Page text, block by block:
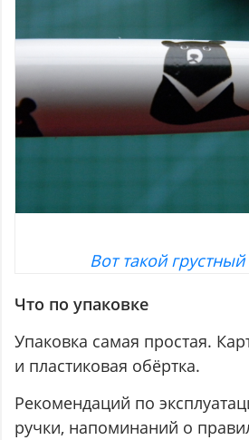
Вот такой
Что по упаковке
Упаковка самая простая.
и пластиковая обёртка.
Рекомендаций по
ручки, напоминаний о